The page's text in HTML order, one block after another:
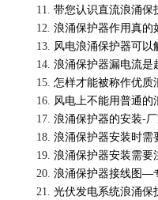
11. 带您认识直流浪涌保
12. 浪涌保护器作用真的
13. 风电浪涌保护器可
14. 浪涌保护器漏电流是
15. 怎样才能被称作优质
16. 风电上不能用普通的
17. 浪涌保护器的安装-
18. 浪涌保护器安装时
19. 浪涌保护器安装需
20. 浪涌保护器接线图—
21. 光伏发电系统浪涌保